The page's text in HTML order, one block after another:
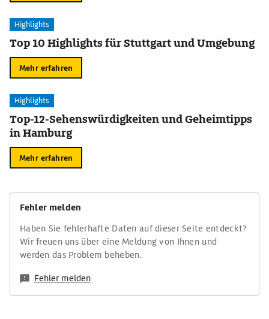
Highlights
Top 10 Highlights für Stuttgart und Umgebung
Mehr erfahren
Highlights
Top-12-Sehenswürdigkeiten und Geheimtipps
in Hamburg
Mehr erfahren
Fehler melden
Haben Sie fehlerhafte Daten auf dieser Seite entdeckt?
Wir freuen uns über eine Meldung von Ihnen und
werden das Problem beheben.
Fehler melden